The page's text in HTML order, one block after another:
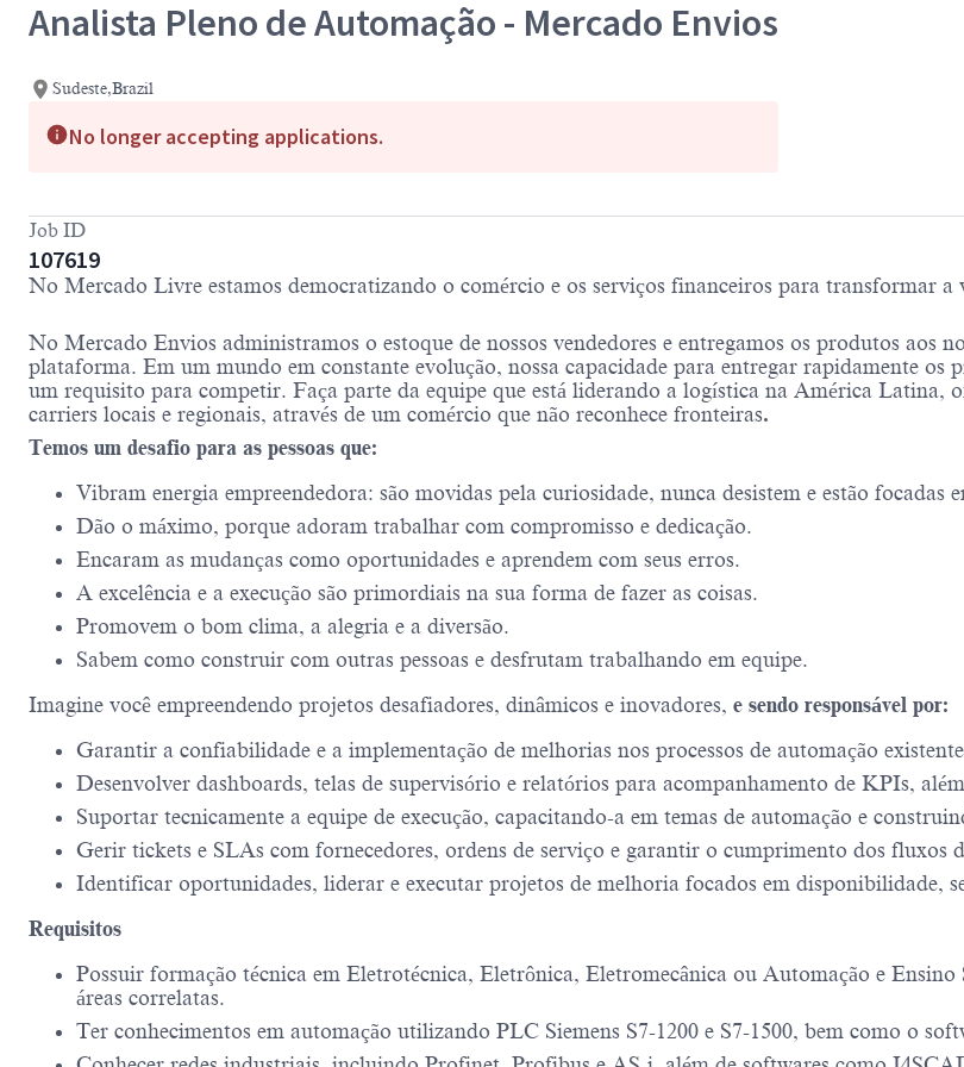
Analista Pleno de Automação - Mercado Envios
Sudeste,Brazil
No longer accepting applications.
Job ID
107619
No Mercado Livre estamos democratizando o comércio e os serviços financeiros para transformar
No Mercado Envios administramos o estoque de nossos vendedores e entregamos os produtos aos
plataforma. Em um mundo em constante evolução, nossa capacidade para entregar rapidamente
um requisito para competir. Faça parte da equipe que está liderando a logística na América Latina,
carriers locais e regionais, através de um comércio que não reconhece fronteiras.
Temos um desafio para as pessoas que:
Vibram energia empreendedora: são movidas pela curiosidade, nunca desistem e estão focadas
Dão o máximo, porque adoram trabalhar com compromisso e dedicação.
Encaram as mudanças como oportunidades e aprendem com seus erros.
A excelência e a execução são primordiais na sua forma de fazer as coisas.
Promovem o bom clima, a alegria e a diversão.
Sabem como construir com outras pessoas e desfrutam trabalhando em equipe.
Imagine você empreendendo projetos desafiadores, dinâmicos e inovadores, e sendo responsável por:
Garantir a confiabilidade e a implementação de melhorias nos processos de automação
Desenvolver dashboards, telas de supervisório e relatórios para acompanhamento de KPIs,
Suportar tecnicamente a equipe de execução, capacitando-a em temas de automação e
Gerir tickets e SLAs com fornecedores, ordens de serviço e garantir o cumprimento dos fluxos
Identificar oportunidades, liderar e executar projetos de melhoria focados em disponibilidade,
Requisitos
Possuir formação técnica em Eletrotécnica, Eletrônica, Eletromecânica ou Automação e
áreas correlatas.
Ter conhecimentos em automação utilizando PLC Siemens S7-1200 e S7-1500, bem como o